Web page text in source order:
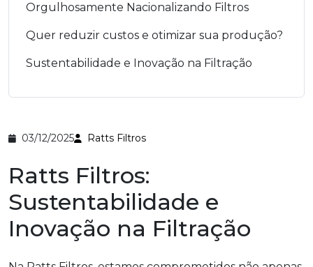
03/12/2025 Ratts Filtros
Ratts Filtros:
Sustentabilidade e
Inovação na Filtração
Orgulhosamente Nacionalizando Filtros
Quer reduzir custos e otimizar sua produção?
Sustentabilidade e Inovação na Filtração